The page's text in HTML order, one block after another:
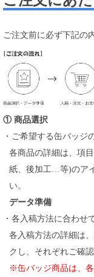
ご注文前に必ず下記の
① 商品選択
・ご希望する缶バッジ
各商品の詳細は、項
紙、後加工…等)のア
い。
データ準備
・各入稿方法に合わせ
各入稿方法の詳細は
クし、それぞれご確認
※缶バッジ商品は、